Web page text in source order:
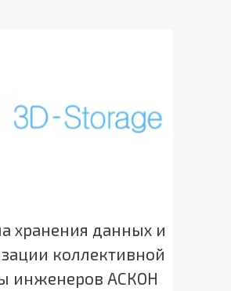
хранения данных и
коллективной
инженеров АСКОН